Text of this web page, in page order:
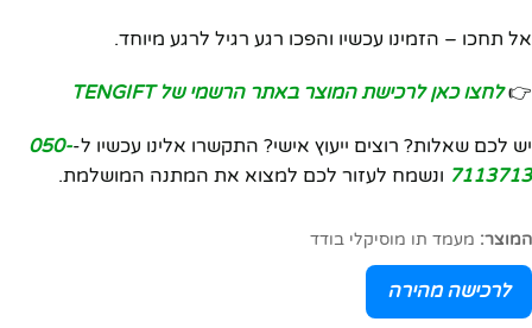
אל תחכו – הזמינו עכשיו והפכו רגע רגיל לרגע מיוחד.
👉לחצו כאן לרכישת המוצר באתר הרשמי של TENGIFT
יש לכם שאלות? רוצים ייעוץ אישי? התקשרו אלינו עכשיו ל-050-
7113713 ונשמח לעזור לכם למצוא את המתנה המושלמת.
המוצר: מעמד תו מוסיקלי בודד
לרכישה מהירה